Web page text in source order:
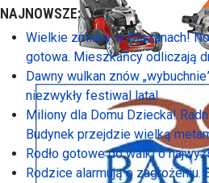
NAJNOWSZE:
Wielkie zmiany w Olszanach!
gotowa. Mieszkańcy odliczają
Dawny wulkan znów
niezwykły festiwal lata!
Miliony dla Domu Dziecka!
Budynek przejdzie wielką
Rodło gotowe do walki o
Rodzice alarmują o zagrożeniu.